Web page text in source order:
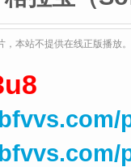
，本站不提供在线正版播放。